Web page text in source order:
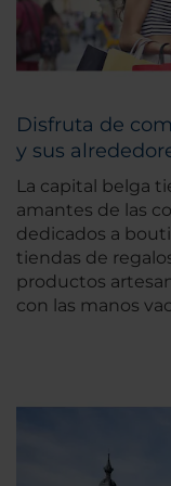
Disfruta de
y sus
La capital belga
amantes de las
dedicados a
tiendas de
productos
con las manos